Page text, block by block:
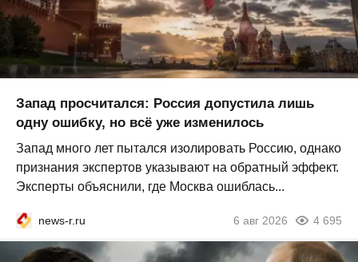
Запад просчитался: Россия допустила лишь
одну ошибку, но всё уже изменилось
Запад много лет пытался изолировать Россию, однако
признания экспертов указывают на обратный эффект.
Эксперты объяснили, где Москва ошиблась...
news-r.ru 6 авг 2026 4 695